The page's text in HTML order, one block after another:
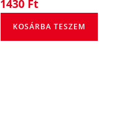
1430 Ft
KOSÁRBA TESZEM